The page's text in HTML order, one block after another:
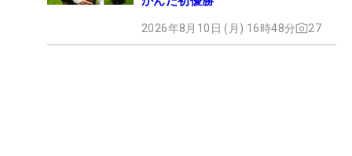
2026年8月10日 (月) 16時48分 27